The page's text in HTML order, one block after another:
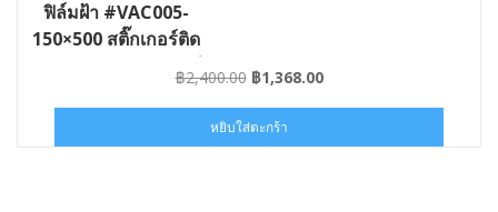
ฟิล์มฝ้า #VAC005-
150×500 สติ๊กเกอร์ติด
กระจกกรองแสง กันยูวี
ขนาด150×500ซม.
฿2,400.00 Original
was:
฿2,400.00.
฿1,368.00Current
฿1,368.00.
หยิบใส่ตะกร้า